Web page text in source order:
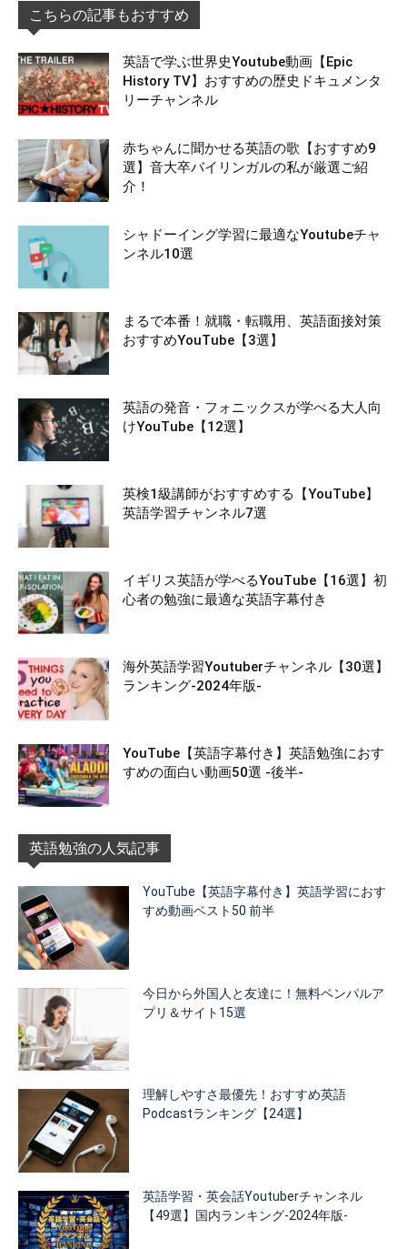
こちらの記事もおすすめ
英語で学ぶ世界史Youtube動画【Epic
History TV】おすすめの歴史ドキュメンタ
リーチャンネル
赤ちゃんに聞かせる英語の歌【おすすめ9
選】音大卒バイリンガルの私が厳選ご紹
介！
シャドーイング学習に最適なYoutubeチャ
ンネル10選
まるで本番！就職・転職用、英語面接対策
おすすめYouTube【3選】
英語の発音・フォニックスが学べる大人向
けYouTube【12選】
英検1級講師がおすすめする【YouTube】
英語学習チャンネル7選
イギリス英語が学べるYouTube【16選】初
心者の勉強に最適な英語字幕付き
海外英語学習Youtuberチャンネル【30選】
ランキング-2024年版-
YouTube【英語字幕付き】英語勉強におす
すめの面白い動画50選 -後半-
英語勉強の人気記事
YouTube【英語字幕付き】英語学習におす
すめ動画ベスト50 前半
今日から外国人と友達に！無料ペンパルア
プリ＆サイト15選
理解しやすさ最優先！おすすめ英語
Podcastランキング【24選】
英語学習・英会話Youtuberチャンネル
【49選】国内ランキング-2024年版-